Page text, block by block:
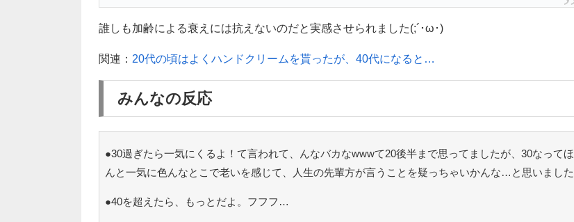
誰しも加齢による衰えには抗えないのだと実感させられました(;´･ω･)
関連： 20代の頃はよくハンドクリームを貰ったが、40代になると…
みんなの反応
●30過ぎたら一気にくるよ！て言われて、んなバカなwwwて20後半まで思ってましたが、30なってほ
んと一気に色んなとこで老いを感じて、人生の先輩方が言うことを疑っちゃいかんな…と思いました
●40を超えたら、もっとだよ。フフフ…